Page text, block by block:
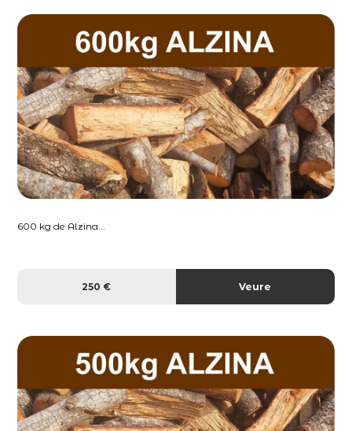
600 kg de Alzina...
250 € Veure